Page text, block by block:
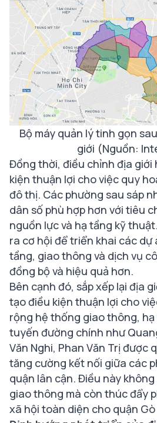
Bộ máy quản lý tinh gọn
giới (Nguồn:
Đồng thời, điều chỉnh địa giới
kiện thuận lợi cho việc quy
đô thị. Các phường sau sáp
dân số phù hợp hơn với tiêu
nguồn lực và hạ tầng kỹ
ra cơ hội để triển khai các dự
tầng, giao thông và dịch vụ
đồng bộ và hiệu quả hơn.
Bên cạnh đó, sắp xếp lại địa
tạo điều kiện thuận lợi cho
rộng hệ thống giao thông,
tuyến đường chính như
Văn Nghi, Phan Văn Trị được
tăng cường kết nối giữa các
quận lân cận. Điều này
giao thông mà còn thúc đẩy
xã hội toàn diện cho quận Gò